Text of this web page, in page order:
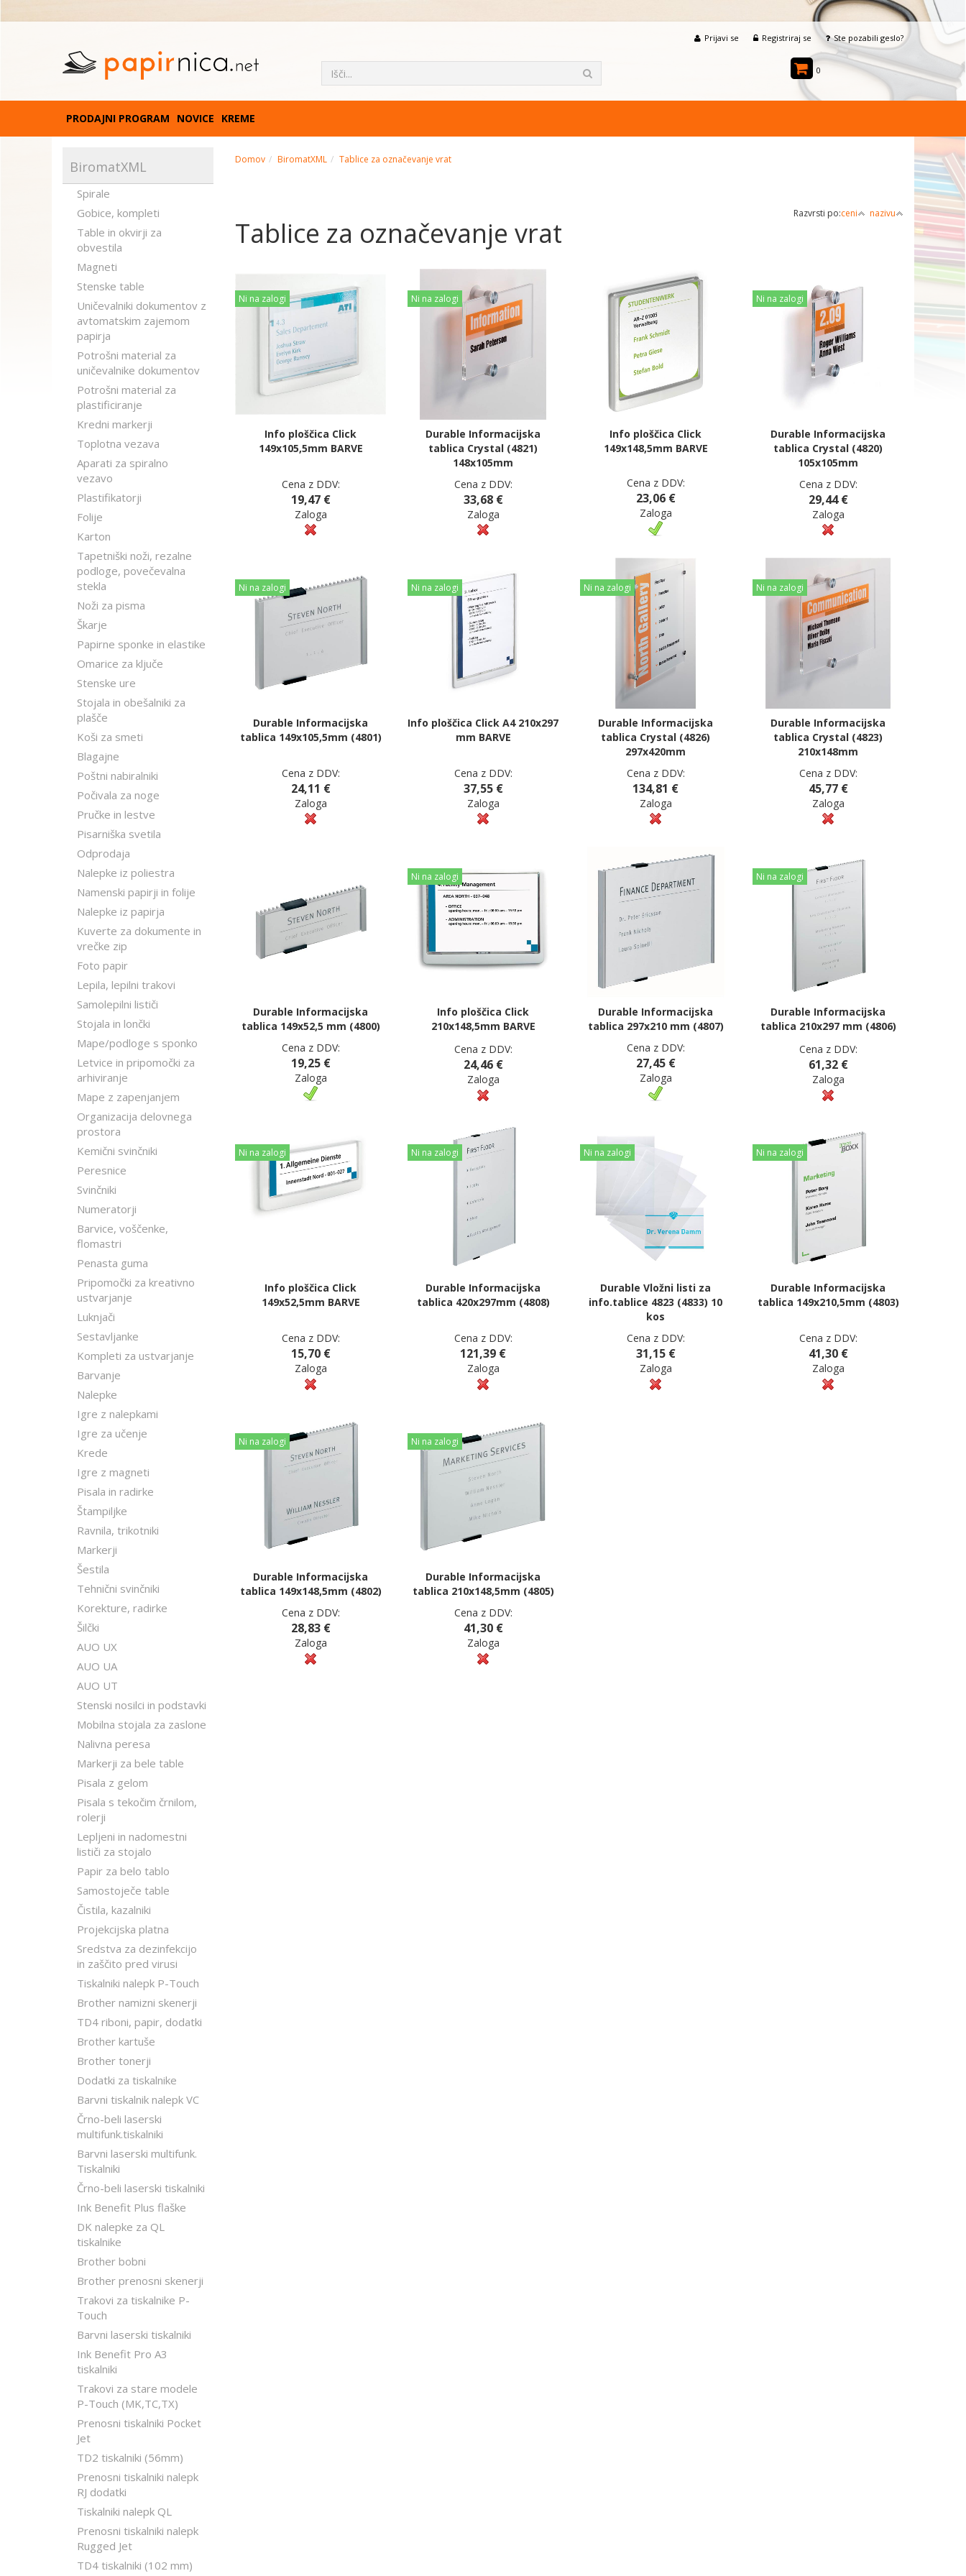
Prijavi se Registriraj se Ste pozabili geslo?
0
PRODAJNI PROGRAM NOVICE KREME
BiromatXML
Spirale
Gobice, kompleti
Table in okvirji za
obvestila
Magneti
Stenske table
Uničevalniki dokumentov z
avtomatskim zajemom
papirja
Potrošni material za
uničevalnike dokumentov
Potrošni material za
plastificiranje
Kredni markerji
Toplotna vezava
Aparati za spiralno
vezavo
Plastifikatorji
Folije
Karton
Tapetniški noži, rezalne
podloge, povečevalna
stekla
Noži za pisma
Škarje
Papirne sponke in elastike
Omarice za ključe
Stenske ure
Stojala in obešalniki za
plašče
Koši za smeti
Blagajne
Poštni nabiralniki
Počivala za noge
Pručke in lestve
Pisarniška svetila
Odprodaja
Nalepke iz poliestra
Namenski papirji in folije
Nalepke iz papirja
Kuverte za dokumente in
vrečke zip
Foto papir
Lepila, lepilni trakovi
Samolepilni lističi
Stojala in lončki
Mape/podloge s sponko
Letvice in pripomočki za
arhiviranje
Mape z zapenjanjem
Organizacija delovnega
prostora
Kemični svinčniki
Peresnice
Svinčniki
Numeratorji
Barvice, voščenke,
flomastri
Penasta guma
Pripomočki za kreativno
ustvarjanje
Luknjači
Sestavljanke
Kompleti za ustvarjanje
Barvanje
Nalepke
Igre z nalepkami
Igre za učenje
Krede
Igre z magneti
Pisala in radirke
Štampiljke
Ravnila, trikotniki
Markerji
Šestila
Tehnični svinčniki
Korekture, radirke
Šilčki
AUO UX
AUO UA
AUO UT
Stenski nosilci in podstavki
Mobilna stojala za zaslone
Nalivna peresa
Markerji za bele table
Pisala z gelom
Pisala s tekočim črnilom,
rolerji
Lepljeni in nadomestni
lističi za stojalo
Papir za belo tablo
Samostoječe table
Čistila, kazalniki
Projekcijska platna
Sredstva za dezinfekcijo
in zaščito pred virusi
Tiskalniki nalepk P-Touch
Brother namizni skenerji
TD4 riboni, papir, dodatki
Brother kartuše
Brother tonerji
Dodatki za tiskalnike
Barvni tiskalnik nalepk VC
Črno-beli laserski
multifunk.tiskalniki
Barvni laserski multifunk.
Tiskalniki
Črno-beli laserski tiskalniki
Ink Benefit Plus flaške
DK nalepke za QL
tiskalnike
Brother bobni
Brother prenosni skenerji
Trakovi za tiskalnike P-
Touch
Barvni laserski tiskalniki
Ink Benefit Pro A3
tiskalniki
Trakovi za stare modele
P-Touch (MK,TC,TX)
Prenosni tiskalniki Pocket
Jet
TD2 tiskalniki (56mm)
Prenosni tiskalniki nalepk
RJ dodatki
Tiskalniki nalepk QL
Prenosni tiskalniki nalepk
Rugged Jet
TD4 tiskalniki (102 mm)
Domov BiromatXML Tablice za označevanje vrat
Razvrsti po:ceni nazivu
Tablice za označevanje vrat
Ni na zalogi
Info ploščica Click
149x105,5mm BARVE
Cena z DDV:
19,47 €
Zaloga
Ni na zalogi
Durable Informacijska
tablica Crystal (4821)
148x105mm
Cena z DDV:
33,68 €
Zaloga
Info ploščica Click
149x148,5mm BARVE
Cena z DDV:
23,06 €
Zaloga
Ni na zalogi
Durable Informacijska
tablica Crystal (4820)
105x105mm
Cena z DDV:
29,44 €
Zaloga
Ni na zalogi
Durable Informacijska
tablica 149x105,5mm (4801)
Cena z DDV:
24,11 €
Zaloga
Ni na zalogi
Info ploščica Click A4 210x297
mm BARVE
Cena z DDV:
37,55 €
Zaloga
Ni na zalogi
Durable Informacijska
tablica Crystal (4826)
297x420mm
Cena z DDV:
134,81 €
Zaloga
Ni na zalogi
Durable Informacijska
tablica Crystal (4823)
210x148mm
Cena z DDV:
45,77 €
Zaloga
Durable Informacijska
tablica 149x52,5 mm (4800)
Cena z DDV:
19,25 €
Zaloga
Ni na zalogi
Info ploščica Click
210x148,5mm BARVE
Cena z DDV:
24,46 €
Zaloga
Durable Informacijska
tablica 297x210 mm (4807)
Cena z DDV:
27,45 €
Zaloga
Ni na zalogi
Durable Informacijska
tablica 210x297 mm (4806)
Cena z DDV:
61,32 €
Zaloga
Ni na zalogi
Info ploščica Click
149x52,5mm BARVE
Cena z DDV:
15,70 €
Zaloga
Ni na zalogi
Durable Informacijska
tablica 420x297mm (4808)
Cena z DDV:
121,39 €
Zaloga
Ni na zalogi
Durable Vložni listi za
info.tablice 4823 (4833) 10
kos
Cena z DDV:
31,15 €
Zaloga
Ni na zalogi
Durable Informacijska
tablica 149x210,5mm (4803)
Cena z DDV:
41,30 €
Zaloga
Ni na zalogi
Durable Informacijska
tablica 149x148,5mm (4802)
Cena z DDV:
28,83 €
Zaloga
Ni na zalogi
Durable Informacijska
tablica 210x148,5mm (4805)
Cena z DDV:
41,30 €
Zaloga